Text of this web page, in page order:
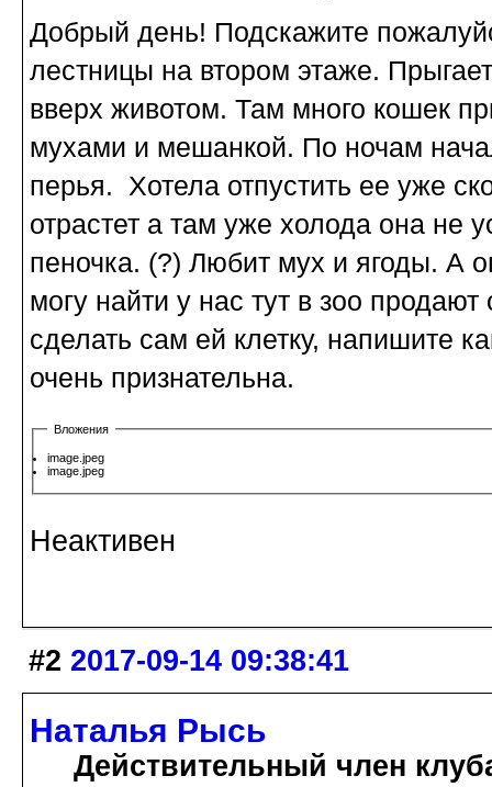
Добрый день! Подскажите
лестницы на втором этаже.
вверх животом. Там много кошек
мухами и мешанкой. По ночам
перья. Хотела отпустить ее уже
отрастет а там уже холода она не
пеночка. (?) Любит мух и ягоды. А
могу найти у нас тут в зоо
сделать сам ей клетку, напишите
очень признательна.
Вложения
image.jpeg
image.jpeg
Неактивен
#2 2017-09-14 09:38:41
Наталья Рысь
Действительный член